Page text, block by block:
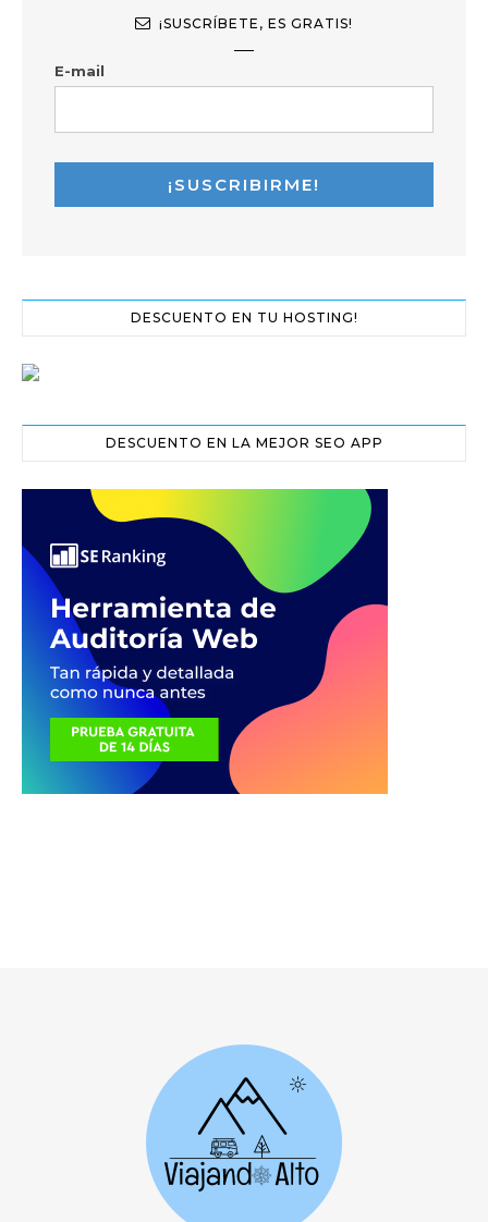
¡SUSCRÍBETE, ES GRATIS!
E-mail
DESCUENTO EN TU HOSTING!
DESCUENTO EN LA MEJOR SEO APP